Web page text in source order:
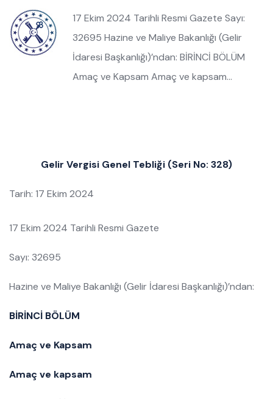
17 Ekim 2024 Tarihli Resmi Gazete Sayı:
32695 Hazine ve Maliye Bakanlığı (Gelir
İdaresi Başkanlığı)’ndan: BİRİNCİ BÖLÜM
Amaç ve Kapsam Amaç ve kapsam…
Gelir Vergisi Genel Tebliği (Seri No: 328)
Tarih: 17 Ekim 2024
17 Ekim 2024 Tarihli Resmi Gazete
Sayı: 32695
Hazine ve Maliye Bakanlığı (Gelir İdaresi Başkanlığı)’ndan:
BİRİNCİ BÖLÜM
Amaç ve Kapsam
Amaç ve kapsam